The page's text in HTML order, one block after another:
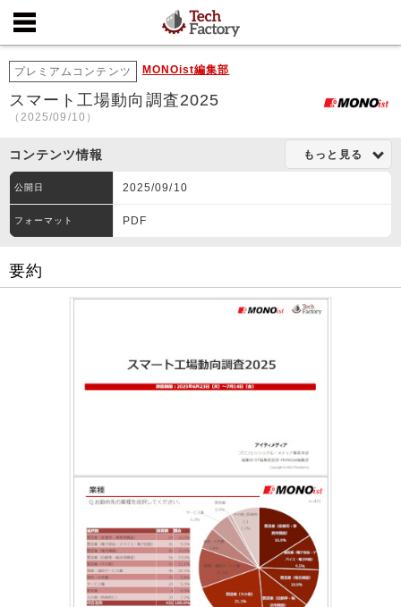
プレミアムコンテンツ MONOist編集部
スマート工場動向調査2025
（2025/09/10）
コンテンツ情報 もっと見る
公開日 2025/09/10
フォーマット PDF
要約